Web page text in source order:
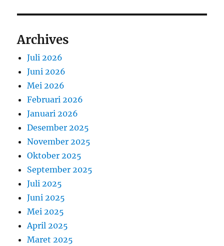
Archives
Juli 2026
Juni 2026
Mei 2026
Februari 2026
Januari 2026
Desember 2025
November 2025
Oktober 2025
September 2025
Juli 2025
Juni 2025
Mei 2025
April 2025
Maret 2025